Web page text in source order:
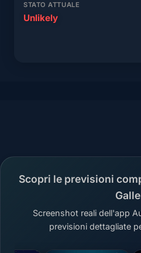
STATO ATTUALE
Unlikely
Scopri le previsioni
Screenshot reali dell'app
previsioni dettagliate